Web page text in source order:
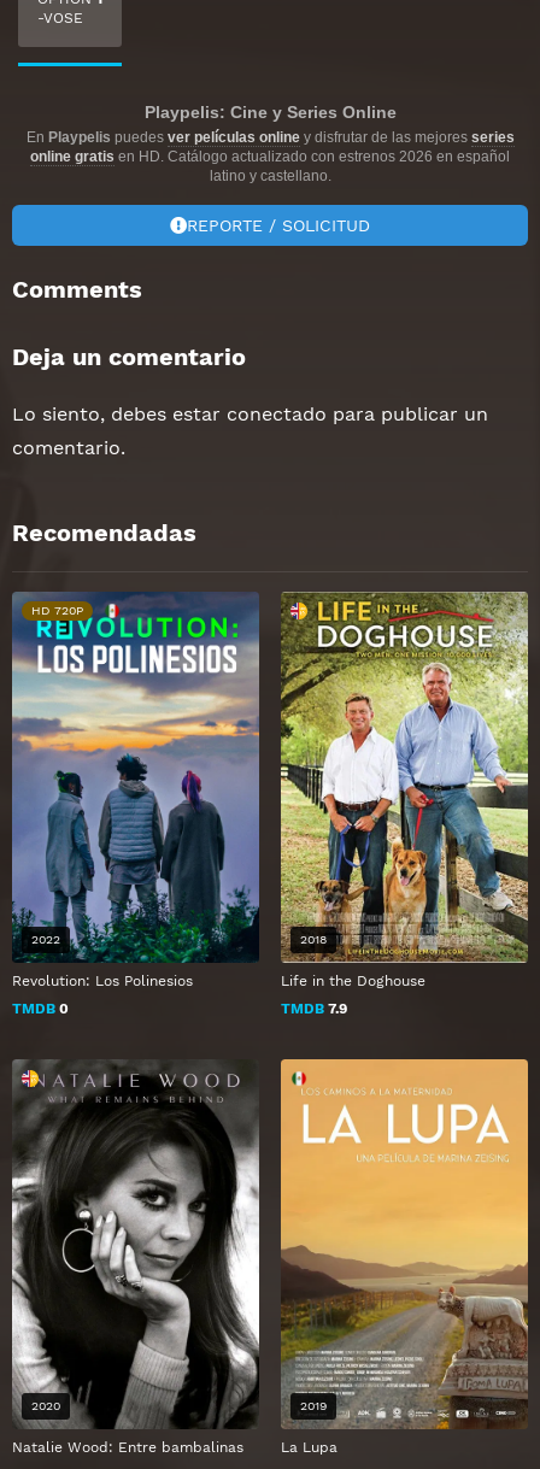
-VOSE
Playpelis: Cine y Series Online
En Playpelis puedes ver películas onliney disfrutar de las mejores series
online gratis en HD. Catálogo actualizado con estrenos 2026 en español
latino y castellano.
REPORTE / SOLICITUD
Comments
Deja un comentario
Lo siento, debes estar conectado para publicar un
comentario.
Recomendadas
Revolution: Los Polinesios
TMDB 0
HD 720P
2022
Life in the Doghouse
TMDB 7.9
2018
Natalie Wood: Entre bambalinas
2020
La Lupa
2019